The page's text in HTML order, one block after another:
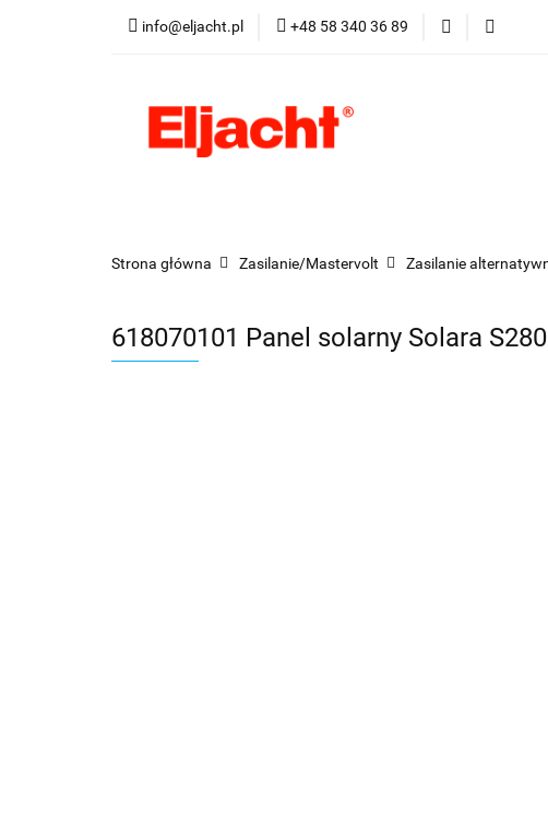
info@eljacht.pl +48 58 340 36 89
Kategorie Promocje
Strona główna Zasilanie/Mastervolt Zasilanie
618070101 Panel solarny Solara